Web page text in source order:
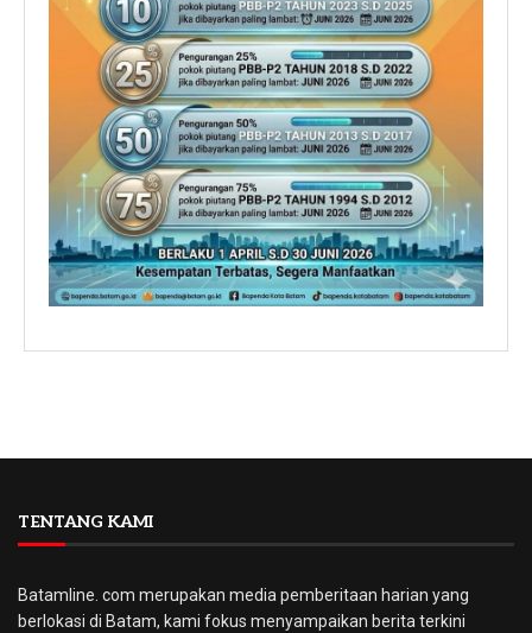
TENTANG KAMI
Batamline. com merupakan media pemberitaan harian yang
berlokasi di Batam, kami fokus menyampaikan berita terkini